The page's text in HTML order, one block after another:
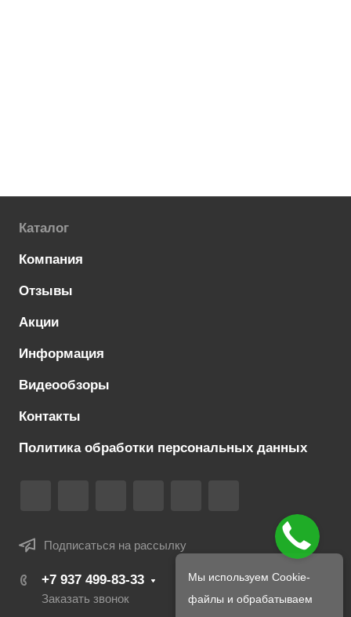
Каталог
Компания
Отзывы
Акции
Информация
Видеообзоры
Контакты
Политика обработки персональных данных
Подписаться на рассылку
+7 937 499-83-33
Заказать звонок
Мы используем Cookie-
файлы и обрабатываем